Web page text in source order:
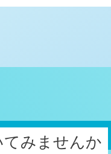
みませんか